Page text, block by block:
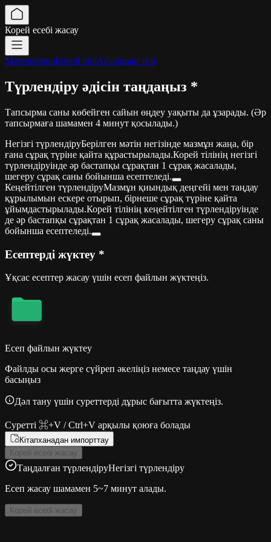
Корей есебі жасау
МатематикаКорей тіліАғылшын тілі
Түрлендіру әдісін таңдаңыз *
Тапсырма саны көбейген сайын өңдеу уақыты да ұзарады. (Әр
тапсырмаға шамамен 4 минут қосылады.)
Негізгі түрлендіруБерілген мәтін негізінде мазмұн жаңа, бір
ғана сұрақ түріне қайта құрастырылады.Корей тілінің негізгі
түрлендіруінде әр бастапқы сұрақтан 1 сұрақ жасалады,
шегеру сұрақ саны бойынша есептеледі.
Кеңейтілген түрлендіруМазмұн қиындық деңгейі мен таңдау
құрылымын ескере отырып, бірнеше сұрақ түріне қайта
ұйымдастырылады.Корей тілінің кеңейтілген түрлендіруінде
де әр бастапқы сұрақтан 1 сұрақ жасалады, шегеру сұрақ саны
бойынша есептеледі.
Есептерді жүктеу *
Ұқсас есептер жасау үшін есеп файлын жүктеңіз.
Есеп файлын жүктеу
Файлды осы жерге сүйреп әкеліңіз немесе таңдау үшін
басыңыз
Дәл тану үшін суреттерді дұрыс бағытта жүктеңіз.
Суретті ⌘+V / Ctrl+V арқылы қоюға болады
Кітапханадан импорттау
Корей есебі жасау
Таңдалған түрлендіруНегізгі түрлендіру
Есеп жасау шамамен 5~7 минут алады.
Корей есебі жасау